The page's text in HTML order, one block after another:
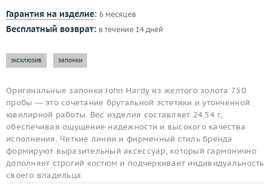
Гарантия на изделие: 6 месяцев
Бесплатный возврат: в течение 14 дней
эксклюзив запонки
Оригинальные запонки John Hardy из желтого золота 750
пробы — это сочетание брутальной эстетики и утонченной
ювелирной работы. Вес изделия составляет 24.54 г,
обеспечивая ощущение надежности и высокого качества
исполнения. Четкие линии и фирменный стиль бренда
формируют выразительный аксессуар, который гармонично
дополняет строгий костюм и подчеркивает индивидуальность
своего владельца.